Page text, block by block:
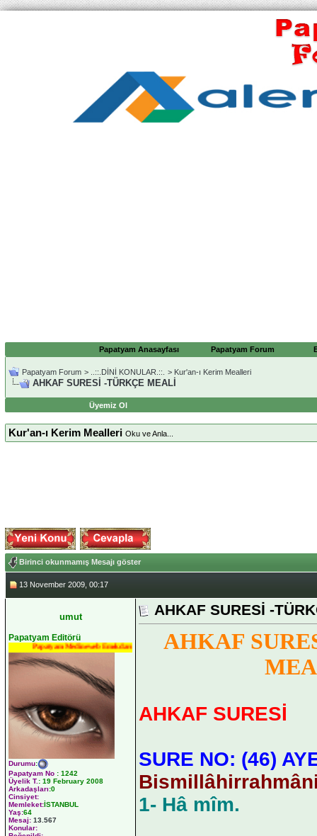
Papatyam Anasayfası Papatyam Forum
Papatyam Forum > ..::.DİNİ KONULAR.::. > Kur'an-ı Kerim Mealleri
AHKAF SURESİ -TÜRKÇE MEALİ
Üyemiz Ol
Kur'an-ı Kerim Mealleri Oku ve Anla...
Birinci okunmamış Mesajı göster
13 November 2009, 00:17
umut
Papatyam Editörü
Papatyam Medineweb Emekdarı
Durumu:
Papatyam No : 1242
Üyelik T. : 19 February 2008
Arkadaşları:0
Cinsiyet:
Memleket:İSTANBUL
Yaş:64
Mesaj: 13.567
Konular:
AHKAF SURESİ -
AHKAF
AHKAF SURESİ
SURE NO: (46)
1- Hâ mîm.